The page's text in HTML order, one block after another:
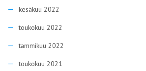
kesäkuu 2022
toukokuu 2022
tammikuu 2022
toukokuu 2021